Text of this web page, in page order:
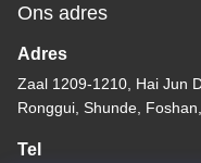
Ons adres
Adres
Zaal 1209-1210, Hai Jun
Ronggui, Shunde,
Tel